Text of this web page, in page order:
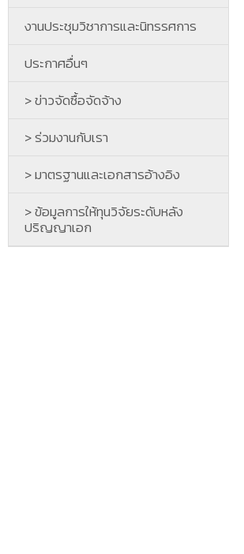
งานประชุมวิชาการและนิทรรศการ
ประกาศอื่นๆ
> ข่าวจัดซื้อจัดจ้าง
> ร่วมงานกับเรา
> มาตรฐานและเอกสารอ้างอิง
> ข้อมูลการให้ทุนวิจัยระดับหลัง
ปริญญาเอก